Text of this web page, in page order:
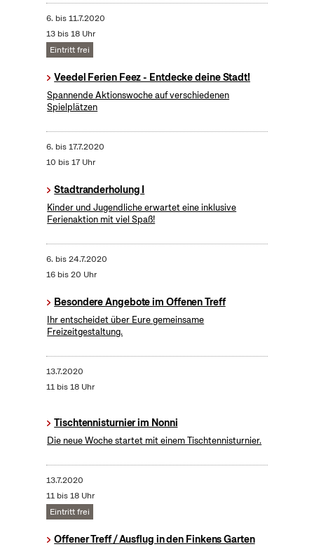
6. bis11.7.2020
13 bis 18 Uhr
Eintritt frei
Veedel Ferien Feez - Entdecke deine Stadt!
Spannende Aktionswoche auf verschiedenen
Spielplätzen
6. bis17.7.2020
10 bis 17 Uhr
Stadtranderholung I
Kinder und Jugendliche erwartet eine inklusive
Ferienaktion mit viel Spaß!
6. bis24.7.2020
16 bis 20 Uhr
Besondere Angebote im Offenen Treff
Ihr entscheidet über Eure gemeinsame
Freizeitgestaltung.
13.7.2020
11 bis 18 Uhr
Tischtennisturnier im Nonni
Die neue Woche startet mit einem Tischtennisturnier.
13.7.2020
11 bis 18 Uhr
Eintritt frei
Offener Treff / Ausflug in den Finkens Garten